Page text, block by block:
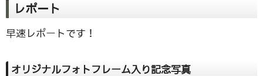
レポート
早速レポートです！
オリジナルフォトフレーム入り記念写真